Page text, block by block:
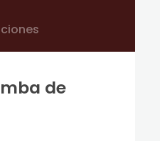
de